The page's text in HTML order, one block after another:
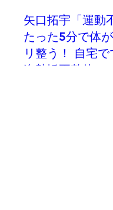
矢口拓宇「運動
たった5分で体
リ整う！ 自宅で
姿勢矯正整体」